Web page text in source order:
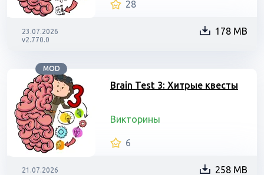
28
23.07.2026
v2.770.0
178 MB
MOD
Brain Test 3: Xитрые квесты
Викторины
6
21.07.2026
258 MB